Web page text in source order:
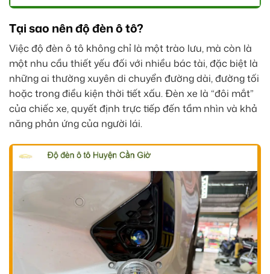
Tại sao nên độ đèn ô tô?
Việc độ đèn ô tô không chỉ là một trào lưu, mà còn là
một nhu cầu thiết yếu đối với nhiều bác tài, đặc biệt là
những ai thường xuyên di chuyển đường dài, đường tối
hoặc trong điều kiện thời tiết xấu. Đèn xe là “đôi mắt”
của chiếc xe, quyết định trực tiếp đến tầm nhìn và khả
năng phản ứng của người lái.